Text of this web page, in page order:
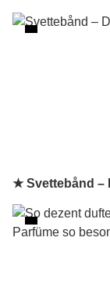
★ Svettebånd –